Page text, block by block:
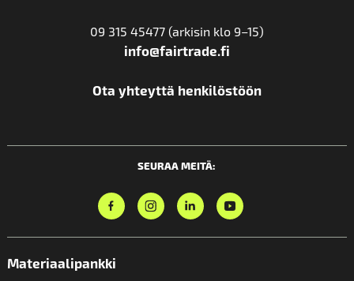
09 315 45477 (arkisin klo 9–15)
info@fairtrade.fi
Ota yhteyttä henkilöstöön
SEURAA MEITÄ:
Materiaalipankki